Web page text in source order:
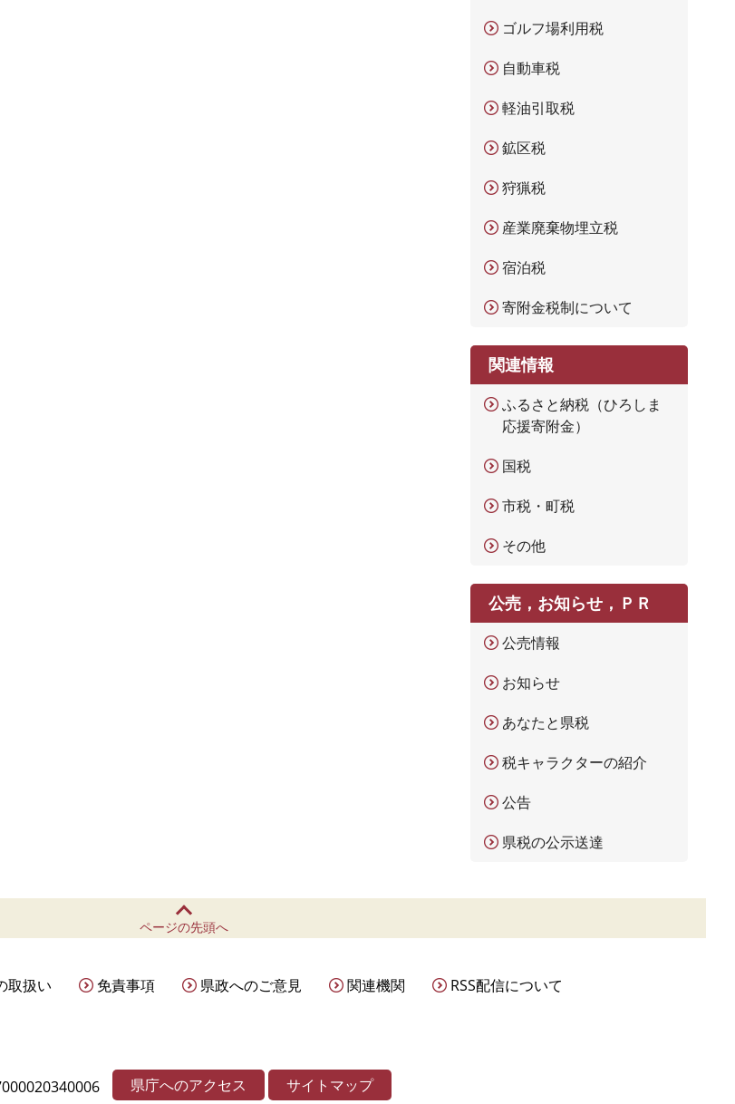
ゴルフ場利用税
自動車税
軽油引取税
鉱区税
狩猟税
産業廃棄物埋立税
宿泊税
寄附金税制について
関連情報
ふるさと納税（ひろしま
応援寄附金）
国税
市税・町税
その他
公売，お知らせ，ＰＲ
公売情報
お知らせ
あなたと県税
税キャラクターの紹介
公告
県税の公示送達
ページの先頭へ
取扱い 免責事項 県政へのご意見 関連機関 RSS配信について
県庁へのアクセス サイトマップ